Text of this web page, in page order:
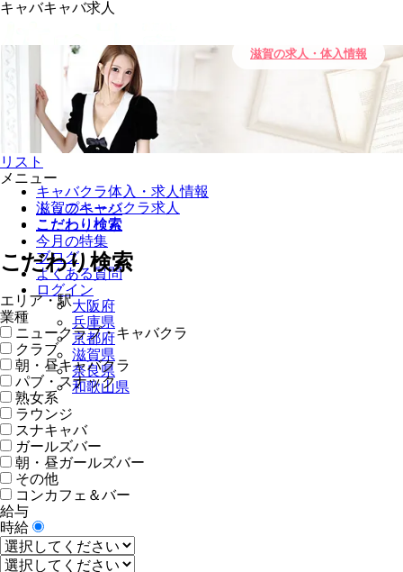
キャバキャバ求人
リスト
メニュー
トップページ
こだわり検索
今月の特集
ブログ
よくある質問
ログイン
大阪府
兵庫県
京都府
滋賀県
奈良県
和歌山県
滋賀の求人・体入情報
キャバクラ体入・求人情報
滋賀のキャバクラ求人
こだわり検索
こだわり検索
エリア・駅
業種
ニュークラブ・キャバクラ
クラブ
朝・昼キャバクラ
パブ・スナック
熟女系
ラウンジ
スナキャバ
ガールズバー
朝・昼ガールズバー
その他
コンカフェ＆バー
給与
時給